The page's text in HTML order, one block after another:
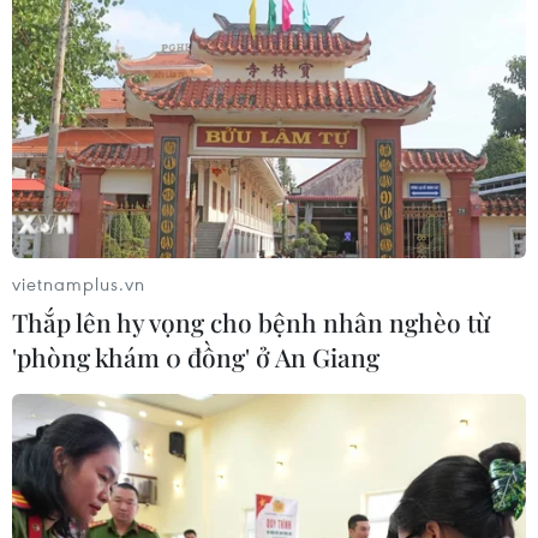
Chủ tịch Quốc hội kiêm Chủ
tịch Hạ viện Thái Lan viếng Lăng Bác
và tưởng niệm Anh hùng liệt sỹ
05/08/2026 09:20
Tổng Bí thư, Chủ tịch nước
Tô Lâm tiếp Đại sứ Malaysia
05/08/2026 07:46
Thường trực Ban Bí thư Trần
Cẩm Tú tiếp Đại sứ Singapore tại Việt
Nam
05/08/2026 07:45
vietnamplus.vn
Thắp lên hy vọng cho bệnh nhân nghèo từ
'phòng khám 0 đồng' ở An Giang